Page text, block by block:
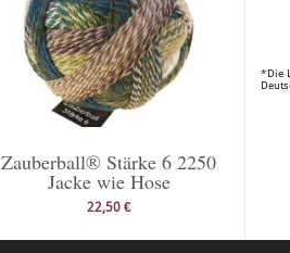
Zauberball® Stärke 6 2250
Jacke wie Hose
22,50 €
*Die